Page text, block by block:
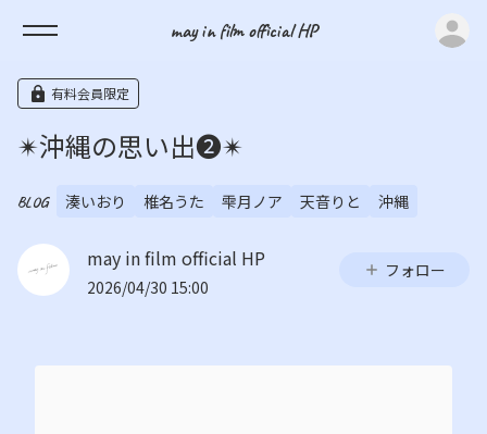
may in film official HP
有料会員限定
✴︎沖縄の思い出❷✴︎
BLOG 湊いおり 椎名うた 雫月ノア 天音りと 沖縄
may in film official HP
2026/04/30 15:00
フォロー